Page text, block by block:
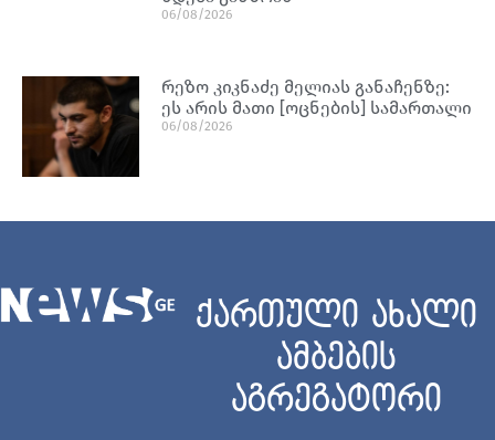
06/08/2026
რეზო კიკნაძე მელიას განაჩენზე:
ეს არის მათი [ოცნების] სამართალი
06/08/2026
ქართული ახალი
ამბების
აგრეგატორი